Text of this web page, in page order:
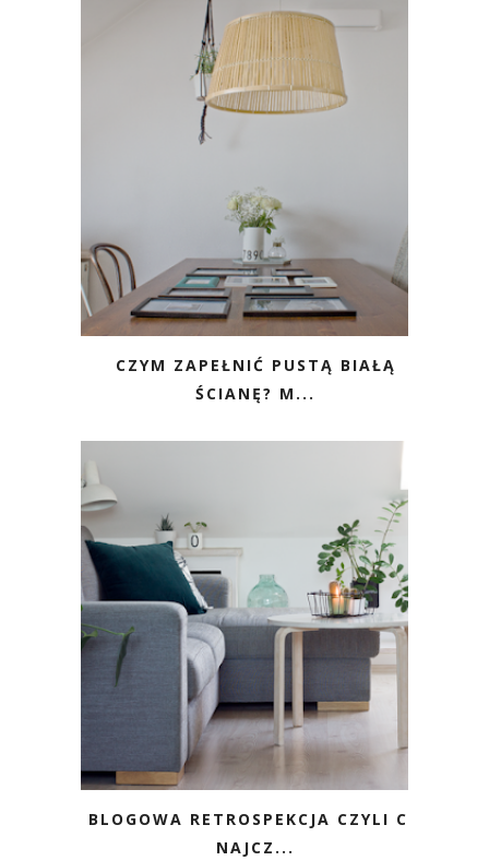
CZYM ZAPEŁNIĆ PUSTĄ BIAŁĄ
ŚCIANĘ? M...
BLOGOWA RETROSPEKCJA CZYLI CO
NAJCZ...